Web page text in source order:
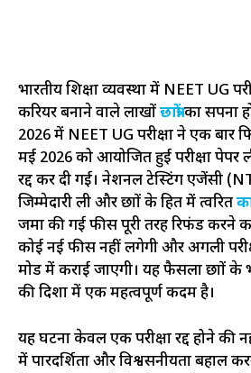
भारतीय शिक्षा व्यवस्था में NEET UG
करियर बनाने वाले लाखोंछात्रोंका सपना
2026 में NEET UG परीक्षा ने एक बार
मई 2026 को आयोजित हुई परीक्षा
रद्द कर दी गई। नेशनल टेस्टिंग एजेंसी
जिम्मेदारी ली और छात्रों के हित में त्वरित
जमा की गई फीस पूरी तरह रिफंड करने
कोई नई फीस नहीं लगेगी और अगली
मोड में कराई जाएगी। यह फैसला छात्रों
की दिशा में एक महत्वपूर्ण कदम है।
यह घटना केवल एक परीक्षा रद्द होने की
में पारदर्शिता और विश्वसनीयता बहाल